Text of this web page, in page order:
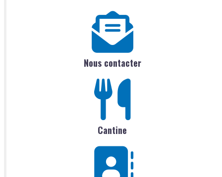
Nous contacter
Cantine